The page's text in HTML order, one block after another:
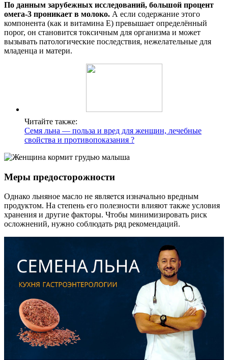
По данным зарубежных исследований, большой процент
омега-3 проникает в молоко. А если содержание этого
компонента (как и витамина Е) превышает определённый
порог, он становится токсичным для организма и может
вызывать патологические последствия, нежелательные для
младенца и матери.
Читайте также:
Семя льна — польза и вред для женщин, лечебные
свойства и противопоказания ?
Меры предосторожности
Однако льняное масло не является изначально вредным
продуктом. На степень его полезности влияют также условия
хранения и другие факторы. Чтобы минимизировать риск
осложнений, нужно соблюдать ряд рекомендаций.